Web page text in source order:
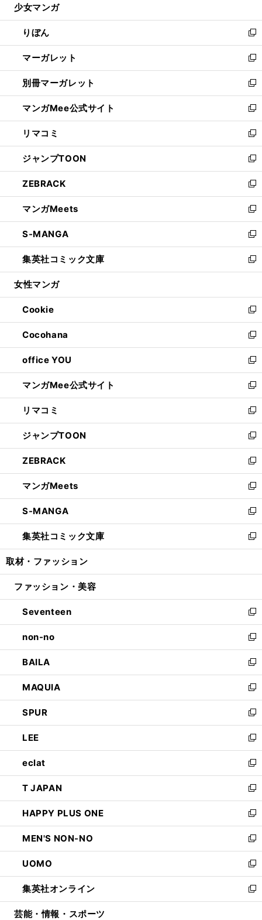
開
く
ウ
で
開
く
ン
ド
ウ
で
開
く
ウ
ィ
ン
ド
ウ
で
開
く
少女マンガ
りぼん
新
し
い
ウ
ィ
ン
ド
ウ
で
開
く
マーガレット
新
し
い
ウ
ィ
ン
ド
ウ
で
開
く
別冊マーガレット
新
し
い
ウ
ィ
ン
ド
ウ
で
開
く
マンガMee公式サイト
新
し
い
ウ
ィ
ン
ド
ウ
で
開
く
リマコミ
新
し
い
ウ
ィ
ン
ド
ウ
で
開
く
ジャンプTOON
新
し
い
ウ
ィ
ン
ド
ウ
で
開
ZEBRACK
新
し
い
ウ
ィ
ン
ド
ウ
開
く
マンガMeets
新
し
い
ウ
ィ
ン
ウ
で
開
く
S-MANGA
新
し
い
ウ
ン
ド
ウ
で
開
く
集英社コミック文庫
新
し
ウ
ィ
ン
ド
ウ
で
開
く
女性マンガ
Cookie
新
し
い
ウ
ィ
ン
ド
ウ
で
開
く
Cocohana
新
し
い
ウ
ィ
ン
ド
ウ
で
開
く
office YOU
新
し
い
ウ
ィ
ン
ド
ウ
で
開
く
マンガMee公式サイト
新
し
い
ウ
ィ
ン
ド
ウ
で
開
く
リマコミ
新
し
い
ウ
ィ
ン
ド
ウ
で
開
く
ジャンプTOON
新
し
い
ウ
ィ
ン
ド
ウ
で
開
ZEBRACK
新
し
い
ウ
ィ
ン
ド
ウ
開
マンガMeets
新
し
い
ウ
ィ
ン
ウ
開
く
S-MANGA
新
し
い
ウ
ン
ウ
で
開
く
集英社コミック文庫
新
し
ウ
ン
ド
ウ
で
開
く
取材・ファッション
ファッション・美容
Seventeen
新
し
い
ウ
ィ
ン
ド
ウ
で
開
く
non-no
新
し
い
ウ
ィ
ン
ド
ウ
で
開
く
BAILA
新
し
い
ウ
ィ
ン
ド
ウ
で
開
く
MAQUIA
新
し
い
ウ
ィ
ン
ド
ウ
で
開
く
SPUR
新
し
い
ウ
ィ
ン
ド
ウ
で
開
く
LEE
新
し
い
ウ
ィ
ン
ド
ウ
で
開
く
eclat
新
し
い
ウ
ィ
ン
ド
ウ
で
開
く
T JAPAN
新
し
い
ウ
ィ
ン
ド
ウ
で
開
HAPPY PLUS ONE
新
し
い
ウ
ィ
ン
ド
ウ
MEN'S NON-NO
新
し
い
ウ
ィ
ン
UOMO
新
し
い
ウ
集英社オンライン
新
し
芸能・情報・スポーツ